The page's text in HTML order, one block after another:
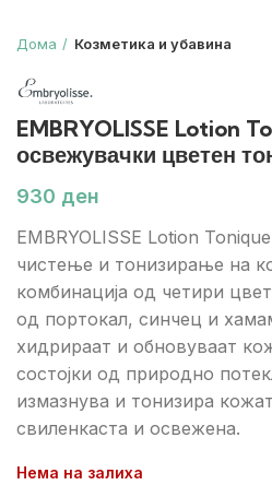
Дома Козметика и убавина
EMBRYOLISSE Lotion
освежувачки цветен
ден
EMBRYOLISSE Lotion
чистење и тонизирање на
комбинација од четири
од портокал, синчец и
хидрираат и обновуваат
состојки од природно
измазнува и тонизира
свиленкаста и освежена.
Нема на залиха